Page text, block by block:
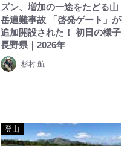
ズン、増加の一途をたどる山
岳遭難事故 「啓発ゲート」が
追加開設された！ 初日の様子
長野県｜2026年
杉村 航
登山